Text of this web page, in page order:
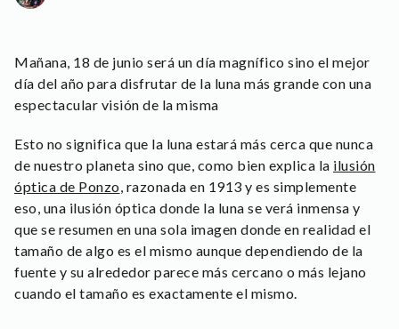
Mañana, 18 de junio será un día magnífico sino el mejor
día del año para disfrutar de la luna más grande con una
espectacular visión de la misma
Esto no significa que la luna estará más cerca que nunca
de nuestro planeta sino que, como bien explica la ilusión
óptica de Ponzo, razonada en 1913 y es simplemente
eso, una ilusión óptica donde la luna se verá inmensa y
que se resumen en una sola imagen donde en realidad el
tamaño de algo es el mismo aunque dependiendo de la
fuente y su alrededor parece más cercano o más lejano
cuando el tamaño es exactamente el mismo.